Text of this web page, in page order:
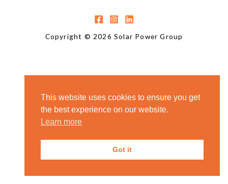
Copyright © 2026 Solar Power Group
This website uses cookies to ensure you get
the best experience on our website.
Learn more
Got it